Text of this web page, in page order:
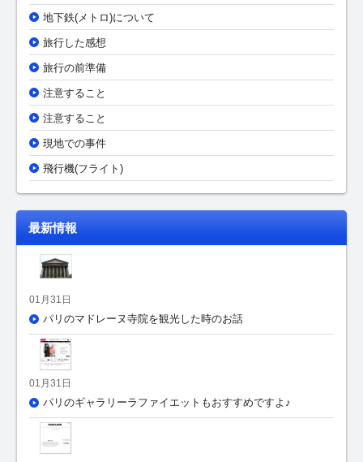
地下鉄(メトロ)について
旅行した感想
旅行の前準備
注意すること
注意すること
現地での事件
飛行機(フライト)
最新情報
01月31日
パリのマドレーヌ寺院を観光した時のお話
01月31日
パリのギャラリーラファイエットもおすすめですよ♪